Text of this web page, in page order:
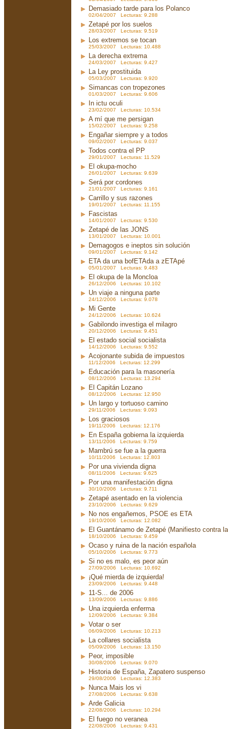
Demasiado tarde para los Polanco
02/04/2007 Lecturas: 9.288
Zetapé por los suelos
28/03/2007 Lecturas: 9.519
Los extremos se tocan
25/03/2007 Lecturas: 10.488
La derecha extrema
24/03/2007 Lecturas: 9.427
La Ley prostituida
05/03/2007 Lecturas: 9.920
Simancas con tropezones
01/03/2007 Lecturas: 9.606
In ictu oculi
23/02/2007 Lecturas: 10.534
A mí que me persigan
15/02/2007 Lecturas: 9.258
Engañar siempre y a todos
09/02/2007 Lecturas: 9.037
Todos contra el PP
29/01/2007 Lecturas: 11.529
El okupa-mocho
26/01/2007 Lecturas: 9.639
Será por cordones
21/01/2007 Lecturas: 9.161
Carrillo y sus razones
19/01/2007 Lecturas: 11.155
Fascistas
14/01/2007 Lecturas: 9.530
Zetapé de las JONS
13/01/2007 Lecturas: 10.001
Demagogos e ineptos sin solución
09/01/2007 Lecturas: 9.142
ETA da una bofETAda a zETApé
05/01/2007 Lecturas: 9.483
El okupa de la Moncloa
26/12/2006 Lecturas: 10.102
Un viaje a ninguna parte
24/12/2006 Lecturas: 9.078
Mi Gente
24/12/2006 Lecturas: 10.624
Gabilondo investiga el milagro
20/12/2006 Lecturas: 9.451
El estado social socialista
14/12/2006 Lecturas: 9.552
Acojonante subida de impuestos
11/12/2006 Lecturas: 12.299
Educación para la masonería
08/12/2006 Lecturas: 13.294
El Capitán Lozano
08/12/2006 Lecturas: 12.950
Un largo y tortuoso camino
29/11/2006 Lecturas: 9.093
Los graciosos
19/11/2006 Lecturas: 12.176
En España gobierna la izquierda
13/11/2006 Lecturas: 9.759
Mambrú se fue a la guerra
10/11/2006 Lecturas: 12.803
Por una vivienda digna
08/11/2006 Lecturas: 9.625
Por una manifestación digna
30/10/2006 Lecturas: 9.711
Zetapé asentado en la violencia
23/10/2006 Lecturas: 9.629
No nos engañemos, PSOE es ETA
19/10/2006 Lecturas: 12.082
El Guantánamo de Zetapé (Manifiesto contra
18/10/2006 Lecturas: 9.459
Ocaso y ruina de la nación española
05/10/2006 Lecturas: 9.773
Si no es malo, es peor aún
27/09/2006 Lecturas: 10.692
¡Qué mierda de izquierda!
23/09/2006 Lecturas: 9.448
11-S... de 2006
13/09/2006 Lecturas: 9.886
Una izquierda enferma
12/09/2006 Lecturas: 9.384
Votar o ser
06/09/2006 Lecturas: 10.213
La collares socialista
05/09/2006 Lecturas: 13.150
Peor, imposible
30/08/2006 Lecturas: 9.070
Historia de España, Zapatero suspenso
29/08/2006 Lecturas: 12.383
Nunca Mais los vi
27/08/2006 Lecturas: 9.638
Arde Galicia
22/08/2006 Lecturas: 10.294
El fuego no veranea
22/08/2006 Lecturas: 9.431